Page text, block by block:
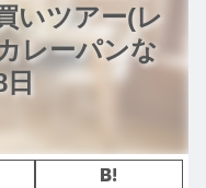
いツアー(レ
レーパンな